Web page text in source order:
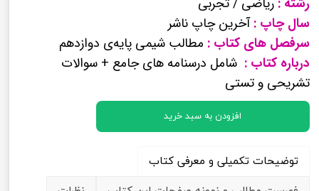
سال چاپ :آخرین چاپ ناشر
سرفصل های کتاب : مطالب شیمی پایه‌ی دوازدهم
درباره کتاب : شامل درسنامه های جامع + سوالات
تشریحی و تستی
افزودن به سبد خرید
توضیحات تکمیلی و معرفی کتاب